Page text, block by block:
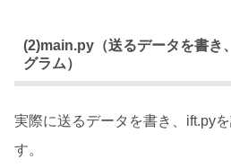
(2)main.py（送るデータを書き
グラム）
実際に送るデータを書き、ift.py
す。